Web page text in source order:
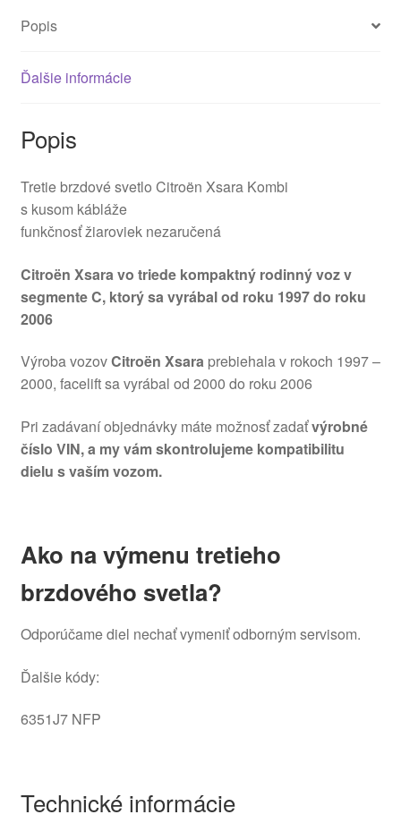
Popis
Ďalšie informácie
Popis
Tretie brzdové svetlo Citroën Xsara Kombi
s kusom kábláže
funkčnosť žiaroviek nezaručená
Citroën Xsara vo triede kompaktný rodinný voz v
segmente C, ktorý sa vyrábal od roku 1997 do roku
2006
Výroba vozovCitroën Xsara prebiehala v rokoch 1997 –
2000, facelift sa vyrábal od 2000 do roku 2006
Pri zadávaní objednávky máte možnosť zadaťvýrobné
číslo VIN, a my vám skontrolujeme kompatibilitu
dielu s vaším vozom.
Ako na výmenu tretieho
brzdového svetla?
Odporúčame diel nechať vymeniť odborným servisom.
Ďalšie kódy:
6351J7 NFP
Technické informácie